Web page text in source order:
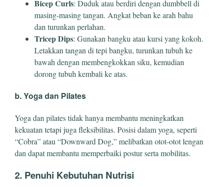
Bicep Curls: Duduk atau berdiri dengan dumbbell di
masing-masing tangan. Angkat beban ke arah bahu
dan turunkan perlahan.
Tricep Dips: Gunakan bangku atau kursi yang kokoh.
Letakkan tangan di tepi bangku, turunkan tubuh ke
bawah dengan membengkokkan siku, kemudian
dorong tubuh kembali ke atas.
b. Yoga dan Pilates
Yoga dan pilates tidak hanya membantu meningkatkan
kekuatan tetapi juga fleksibilitas. Posisi dalam yoga, seperti
“Cobra” atau “Downward Dog,” melibatkan otot-otot lengan
dan dapat membantu memperbaiki postur serta mobilitas.
2. Penuhi Kebutuhan Nutrisi